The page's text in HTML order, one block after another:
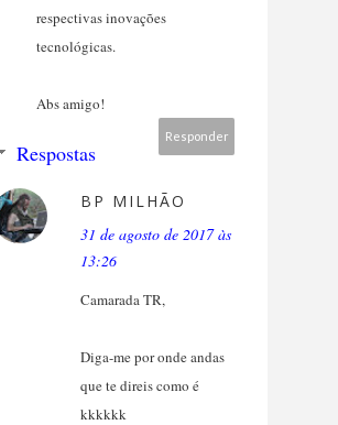
respectivas inovações
tecnológicas.
Abs amigo!
Responder
Respostas
BP MILHÃO
31 de agosto de 2017 às
13:26
Camarada TR,
Diga-me por onde andas
que te direis como é
kkkkkk